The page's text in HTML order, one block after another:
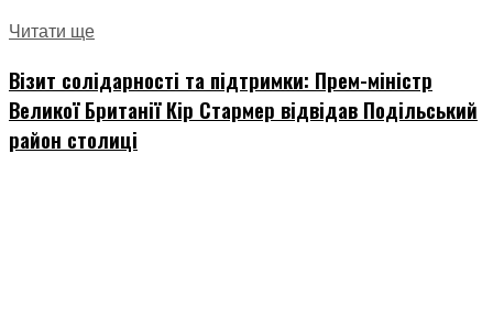
Читати ще
Візит солідарності та підтримки: Прем-міністр
Великої Британії Кір Стармер відвідав Подільський
район столиці